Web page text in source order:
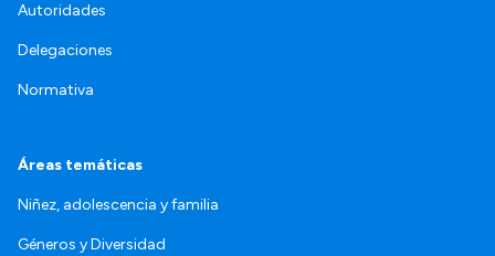
Autoridades
Delegaciones
Normativa
Áreas temáticas
Niñez, adolescencia y familia
Géneros y Diversidad